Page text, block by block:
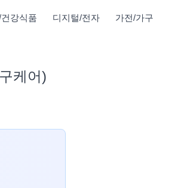
강식품 디지털/전자 가전/가구
케어)